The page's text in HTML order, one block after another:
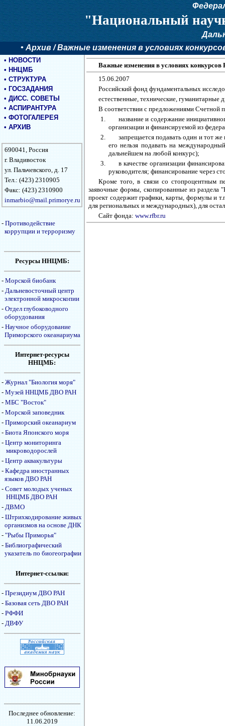
"Национальный
• Архив / Важные изменения в условиях
•НОВОСТИ
•ННЦМБ
•СТРУКТУРА
•ГОСЗАДАНИЯ
•ДИСС. СОВЕТЫ
•АСПИРАНТУРА
•ФОТОГАЛЕРЕЯ
•АРХИВ
690041, Россия
г. Владивосток
ул. Пальчевского, д. 17
Тел.: (423) 2310905
Факс: (423) 2310900
inmarbio@mail.primorye.ru
-Противодействие
коррупции и терроризму
Ресурсы ННЦМБ:
-Морской биобанк
-Дальневосточный центр
электронной микроскопии
-Отдел глубоководного
оборудования
-Научное оборудование
Приморского океанариума
Интернет-ресурсы
ННЦМБ:
-Журнал "Биология моря"
-Музей ННЦМБ ДВО РАН
-МБС "Восток"
-Морской заповедник
-Приморский океанариум
-Биота Японского моря
-Центр мониторинга
микроводорослей
-Центр аквакультуры
-Кафедра иностранных
языков ДВО РАН
-Совет молодых ученых
ННЦМБ ДВО РАН
-ДВМО
-Штрихкодирование живых
организмов на основе ДНК
-"Рыбы Приморья"
-Библиографический
указатель по биогеографии
Интернет-ссылки:
-Президиум ДВО РАН
-Базовая сеть ДВО РАН
-РФФИ
-ДВФУ
Последнее обновление:
11.06.2019
Важные изменения в условиях
15.06.2007
Российский фонд фундаментальных
естественные, технические, гуманитарные
В соответствии с предложениями
название и содержание
организации и финансируемой из
запрещается подавать один и тот
его нельзя подавать на
дальнейшем на любой конкурс);
в качестве организации
руководителя; финансирование через
Кроме того, в связи со стопроцентным
заявочные формы, скопированные из
проект содержит графики, карты, формулы и
для региональных и международных), для
Сайт фонда: www.rfbr.ru